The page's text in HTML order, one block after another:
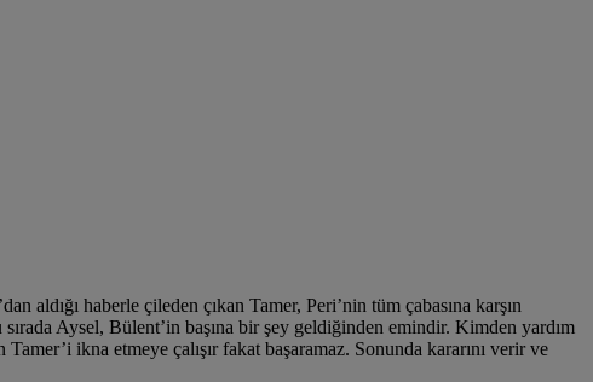
aldığı haberle çileden çıkan Tamer, Peri’nin tüm çabasına karşın
Aysel, Bülent’in başına bir şey geldiğinden emindir. Kimden yardım
ikna etmeye çalışır fakat başaramaz. Sonunda kararını verir ve